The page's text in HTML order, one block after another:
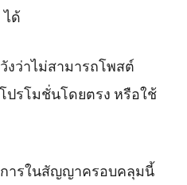
ได้
งว่าไม่สามารถโพสต์
ปรโมชั่นโดยตรง หรือใช้
ารในสัญญาครอบคลุมนี้